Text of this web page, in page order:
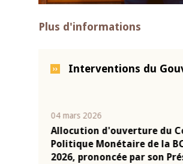
Plus d'informations
Interventions du
04 mars 2026
Allocution d'ouverture du
Politique Monétaire de la
2026, prononcée par son